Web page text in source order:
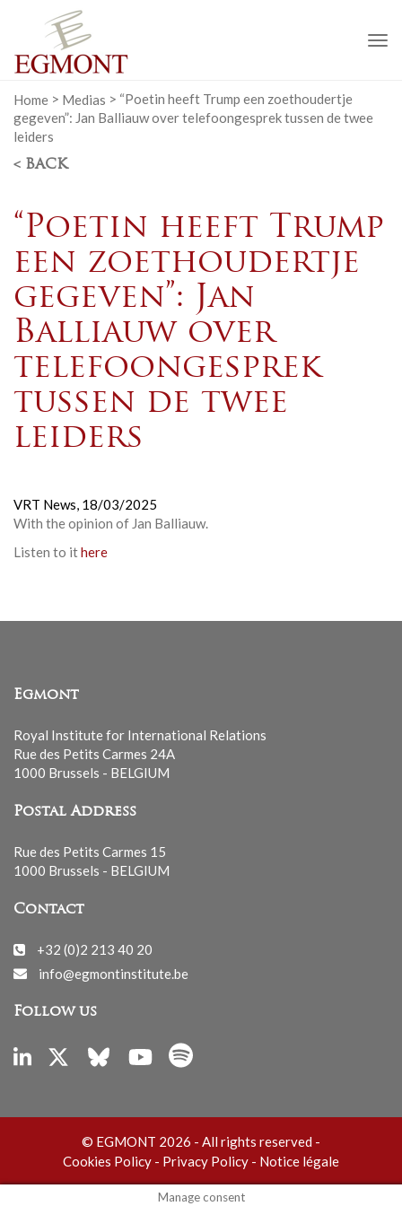
Home > Medias > “Poetin heeft Trump een zoethoudertje
gegeven”: Jan Balliauw over telefoongesprek tussen de twee
leiders
< BACK
“Poetin heeft Trump
een zoethoudertje
gegeven”: Jan
Balliauw over
telefoongesprek
tussen de twee
leiders
VRT News, 18/03/2025
With the opinion of Jan Balliauw.
Listen to ithere
Egmont
Royal Institute for International Relations
Rue des Petits Carmes 24A
1000 Brussels - BELGIUM
Postal Address
Rue des Petits Carmes 15
1000 Brussels - BELGIUM
Contact
+32 (0)2 213 40 20
info@egmontinstitute.be
Follow us
© EGMONT 2026 - All rights reserved -
Cookies Policy - Privacy Policy - Notice légale
Manage consent